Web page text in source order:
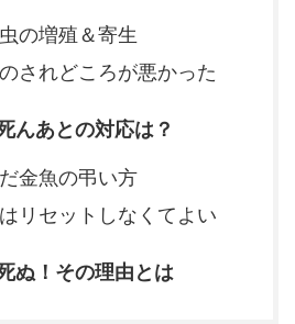
の増殖＆寄生
されどころが悪かった
んあとの対応は？
金魚の弔い方
リセットしなくてよい
ぬ！その理由とは